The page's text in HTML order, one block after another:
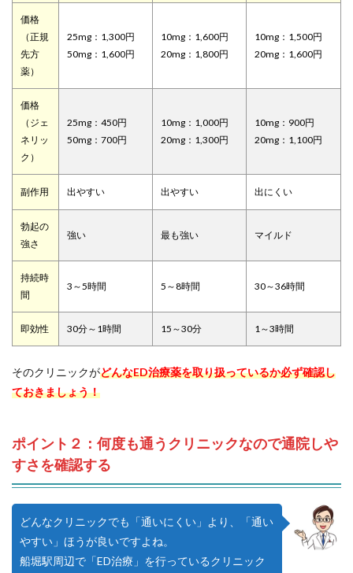
価格
（正規
先方
薬）
25mg：1,300円
50mg：1,600円
10mg：1,600円
20mg：1,800円
10mg：1,500円
20mg：1,600円
価格
（ジェ
ネリッ
ク）
25mg：450円
50mg：700円
10mg：1,000円
20mg：1,300円
10mg：900円
20mg：1,100円
副作用 出やすい 出やすい 出にくい
勃起の
強さ
強い 最も強い マイルド
持続時
間
3～5時間 5～8時間 30～36時間
即効性 30分～1時間 15～30分 1～3時間
そのクリニックがどんなED治療薬を取り扱っているか必ず確認し
ておきましょう！
ポイント２：何度も通うクリニックなので通院しや
すさを確認する
どんなクリニックでも「通いにくい」より、「通い
やすい」ほうが良いですよね。
船堀駅周辺で「ED治療」を行っているクリニック